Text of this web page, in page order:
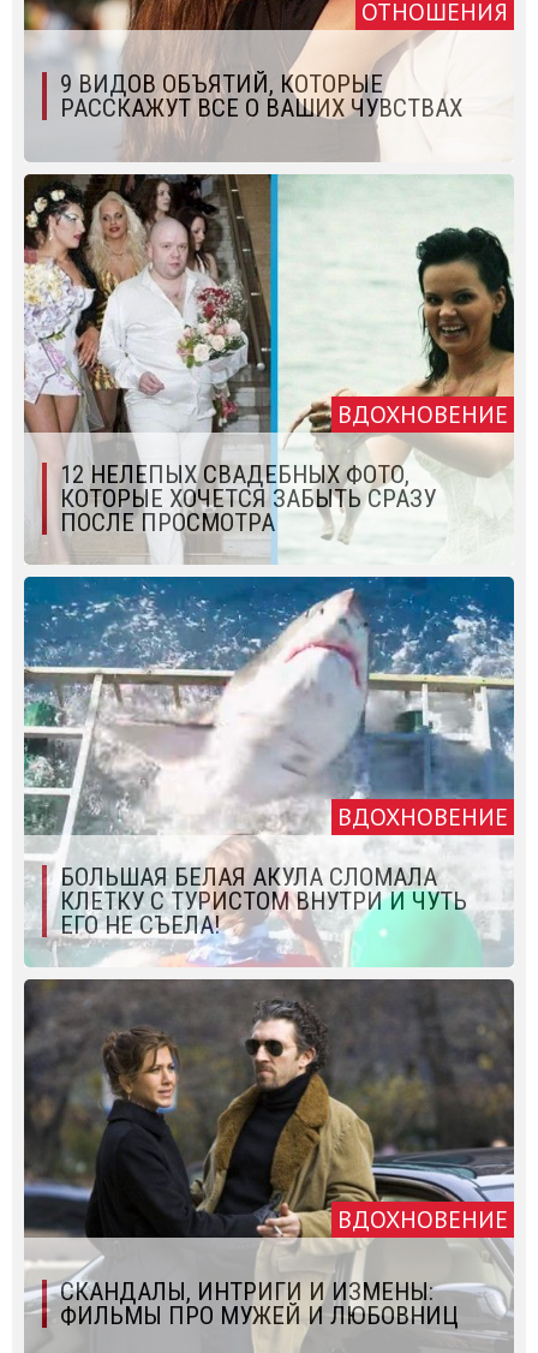
ОТНОШЕНИЯ
9 ВИДОВ ОБЪЯТИЙ, КОТОРЫЕ
РАССКАЖУТ ВСЕ О ВАШИХ ЧУВСТВАХ
ВДОХНОВЕНИЕ
12 НЕЛЕПЫХ СВАДЕБНЫХ ФОТО,
КОТОРЫЕ ХОЧЕТСЯ ЗАБЫТЬ СРАЗУ
ПОСЛЕ ПРОСМОТРА
ВДОХНОВЕНИЕ
БОЛЬШАЯ БЕЛАЯ АКУЛА СЛОМАЛА
КЛЕТКУ С ТУРИСТОМ ВНУТРИ И ЧУТЬ
ЕГО НЕ СЪЕЛА!
ВДОХНОВЕНИЕ
СКАНДАЛЫ, ИНТРИГИ И ИЗМЕНЫ:
ФИЛЬМЫ ПРО МУЖЕЙ И ЛЮБОВНИЦ